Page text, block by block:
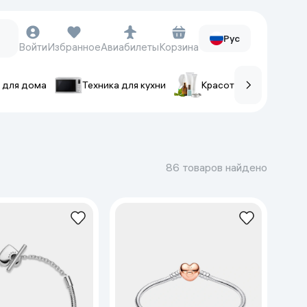
Ремешки для часов
Фотоаппараты и видеокамеры
Фотоаппараты
Экшен-камеры
ВойтиИзбранноеАвиабилетыКорзина
Рус
для дома Техника для кухни Красота и уход
86 товаров найдено